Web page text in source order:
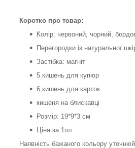
Коротко про товар:
Колір: червоний, чорний,
Перегородки із натуральної
Застібка: магніт
5 кишень для купюр
6 кишень для карток
кишеня на блискавці
Розмір: 19*9*3 см
Ціна за 1шт.
Наявність бажаного кольору